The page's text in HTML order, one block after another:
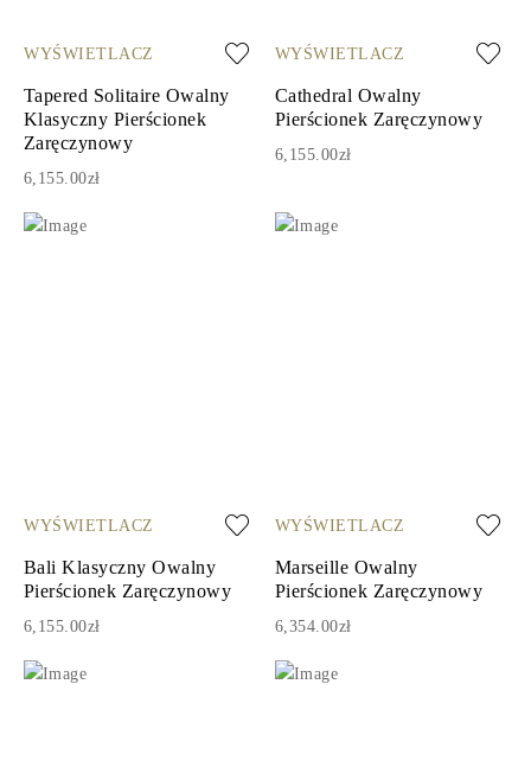
WYŚWIETLACZ
Tapered Solitaire Owalny
Klasyczny Pierścionek
Zaręczynowy
6,155.00zł
WYŚWIETLACZ
Cathedral Owalny
Pierścionek Zaręczynowy
6,155.00zł
WYŚWIETLACZ
Bali Klasyczny Owalny
Pierścionek Zaręczynowy
6,155.00zł
WYŚWIETLACZ
Marseille Owalny
Pierścionek Zaręczynowy
6,354.00zł